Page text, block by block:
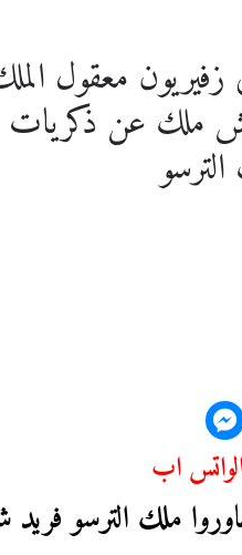
معقول
ملك عن ذكريات
اب
ملك الترسو فريد